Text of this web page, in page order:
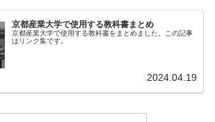
京都産業大学で使用する教科書まとめ
京都産業大学で使用する教科書をまとめました。この記事
はリンク集です。
2024.04.19